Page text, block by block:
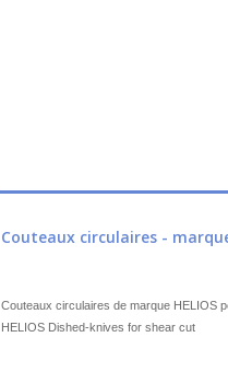
Couteaux circulaires -
Couteaux circulaires de marque HELIOS
HELIOS Dished-knives for shear cut